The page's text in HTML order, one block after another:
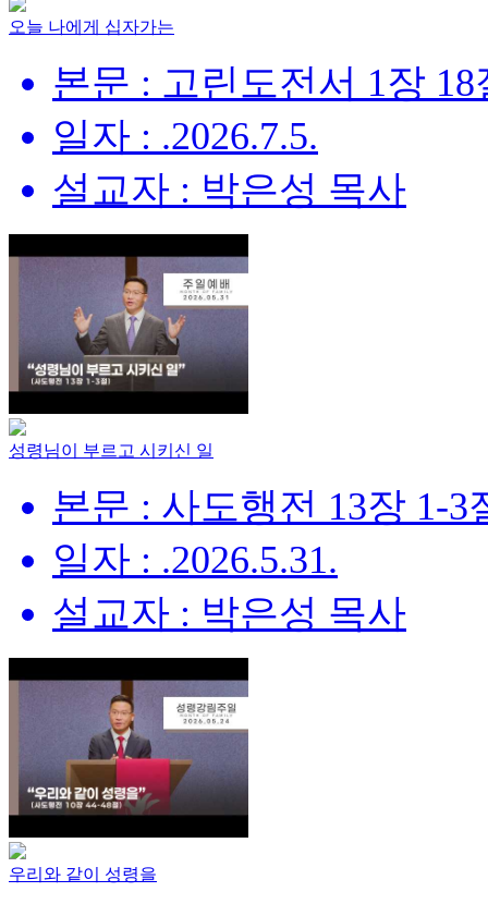
오늘 나에게 십자가는
본문 : 고린도전서 1장 18
일자 : .2026.7.5.
설교자 : 박은성 목사
성령님이 부르고 시키신 일
본문 : 사도행전 13장 1-3
일자 : .2026.5.31.
설교자 : 박은성 목사
우리와 같이 성령을